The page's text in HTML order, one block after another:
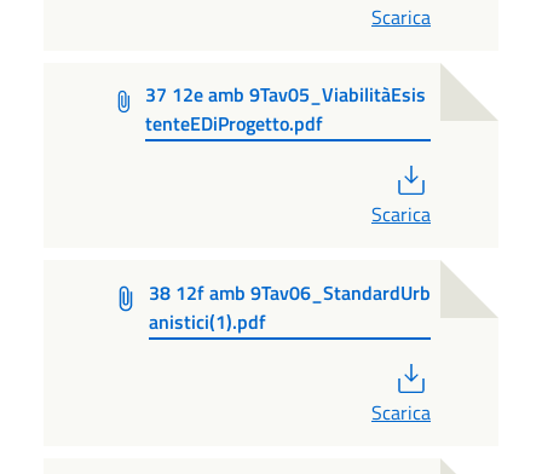
Scarica
37 12e amb 9Tav05_ViabilitàEsis
tenteEDiProgetto.pdf
Scarica
38 12f amb 9Tav06_StandardUrb
anistici(1).pdf
Scarica